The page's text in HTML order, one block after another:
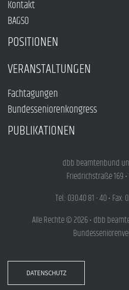
Kontakt
BAGSO
POSITIONEN
VERANSTALTUNGEN
Fachtagungen
Bundesseniorenkongress
PUBLIKATIONEN
dbb beamtenbund
Friedrichstraße 169 •
Tel.: 030.40 81 - 40 • Fax:
Alle Rechte © 2026 • dbb
DATENSCHUTZ